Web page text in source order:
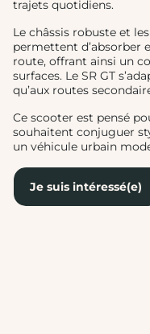
trajets quotidiens.
Le châssis robuste et
permettent d’absorber
route, offrant ainsi un
surfaces. Le SR GT
qu’aux routes
Ce scooter est pensé
souhaitent conjuguer
un véhicule urbain
Je suis intéressé(e)